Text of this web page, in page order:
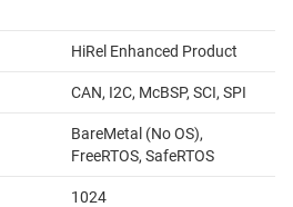
HiRel Enhanced Product
CAN, I2C, McBSP, SCI, SPI
BareMetal (No OS),
FreeRTOS, SafeRTOS
1024